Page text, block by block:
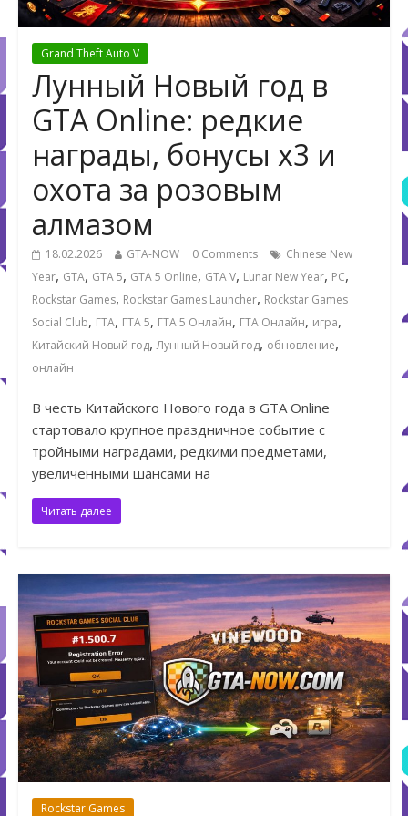
Grand Theft Auto V
Лунный Новый год в
GTA Online: редкие
награды, бонусы x3 и
охота за розовым
алмазом
18.02.2026 GTA-NOW 0 Comments
Chinese New
Year, GTA, GTA 5, GTA 5 Online, GTA V, Lunar New Year, PC,
Rockstar Games, Rockstar Games Launcher, Rockstar Games
Social Club, ГТА, ГТА 5, ГТА 5 Онлайн, ГТА Онлайн, игра,
Китайский Новый год,Лунный Новый год, обновление,
онлайн
В честь Китайского Нового года в GTA Online
стартовало крупное праздничное событие с
тройными наградами, редкими предметами,
увеличенными шансами на
Читать далее
Rockstar Games